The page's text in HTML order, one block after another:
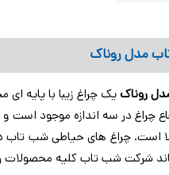
مدل روناک
روناکیک چراغ زیبا با پایه
چراغ در سه اندازه موجود
است. چراغ های حیاطی شب تاب
زمان 5 سال گارانتی کرده است تا یک خرید مطمئن داشته باشید و بتوانید با اطمینان خاطر در